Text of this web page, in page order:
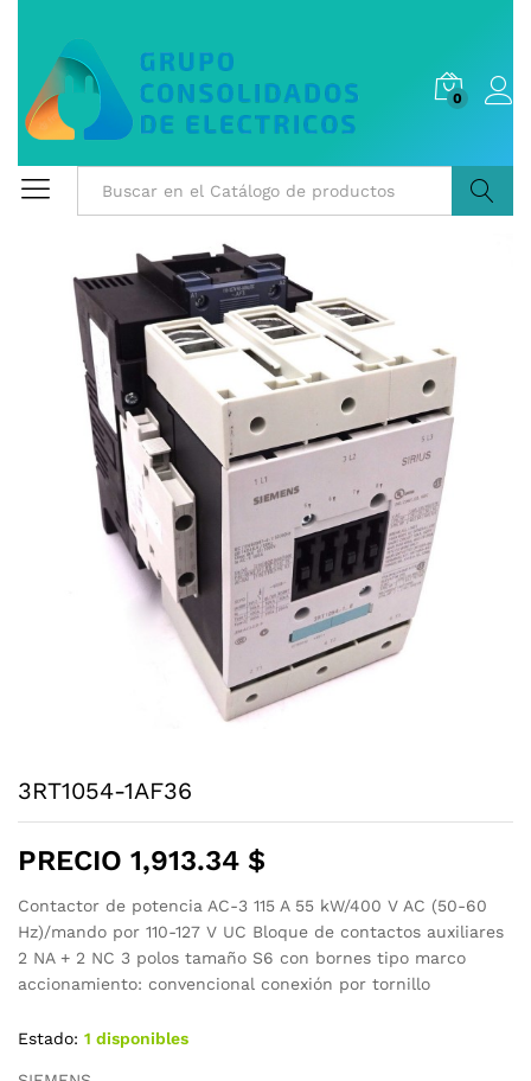
0
3RT1054-1AF36
PRECIO 1,913.34 $
Contactor de potencia AC-3 115 A 55 kW/400 V AC (50-60
Hz)/mando por 110-127 V UC Bloque de contactos auxiliares
2 NA + 2 NC 3 polos tamaño S6 con bornes tipo marco
accionamiento: convencional conexión por tornillo
Estado: 1 disponibles